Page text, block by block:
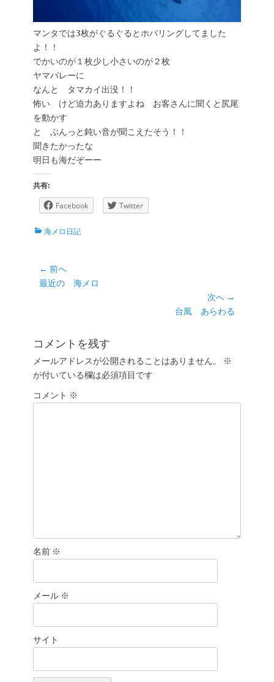
マンタでは3枚がぐるぐるとホバリングしてました
よ！！
でかいのが１枚少し小さいのが２枚
ヤマバレーに
なんと タマカイ出没！！
怖い けど迫力ありますよね お客さんに聞くと尻尾
を動かす
と ぶんっと鈍い音が聞こえたそう！！
聞きたかったな
明日も海だぞーー
共有:
Facebook Twitter
カ 海メロ日記
投
稿
ー
シ
ョ
ン
← 前へ
前
最近の 海メロ
次へ →
投
台風 あらわる
コメントを残す
メールアドレスが公開されることはありません。
※
が付いている欄は必須項目です
コメント ※
名前 ※
メール ※
サイト